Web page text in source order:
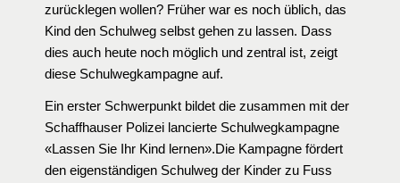
zurücklegen wollen? Früher war es noch üblich, das
Kind den Schulweg selbst gehen zu lassen. Dass
dies auch heute noch möglich und zentral ist, zeigt
diese Schulwegkampagne auf.
Ein erster Schwerpunkt bildet die zusammen mit der
Schaffhauser Polizei lancierte Schulwegkampagne
«Lassen Sie Ihr Kind lernen».Die Kampagne fördert
den eigenständigen Schulweg der Kinder zu Fuss